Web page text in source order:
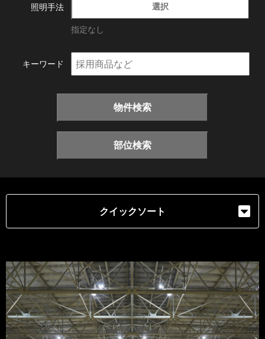
照明手法 選択
指定なし
キーワード
物件検索
部位検索
クイックソート